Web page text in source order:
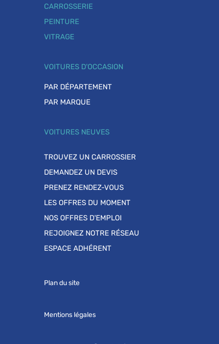
CARROSSERIE
PEINTURE
VITRAGE
VOITURES D'OCCASION
PAR DÉPARTEMENT
PAR MARQUE
VOITURES NEUVES
TROUVEZ UN CARROSSIER
DEMANDEZ UN DEVIS
PRENEZ RENDEZ-VOUS
LES OFFRES DU MOMENT
NOS OFFRES D'EMPLOI
REJOIGNEZ NOTRE RÉSEAU
ESPACE ADHÉRENT
Plan du site
Mentions légales